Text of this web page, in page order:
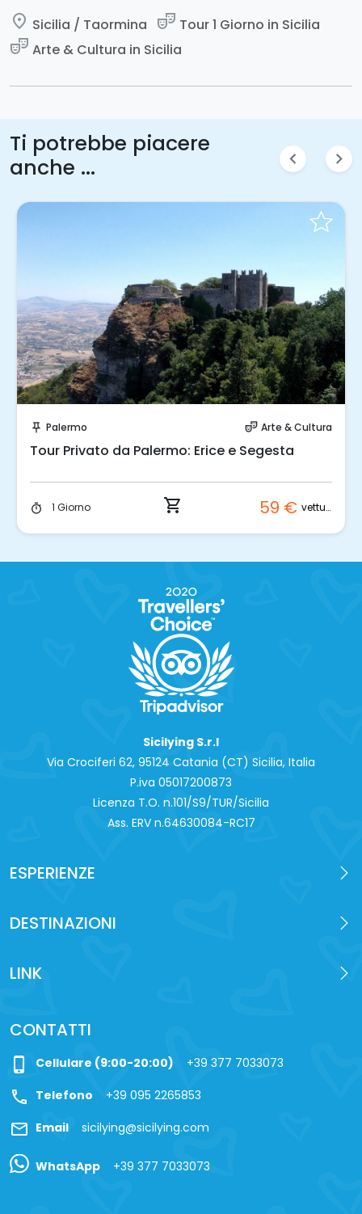
place Sicilia / Taormina theater_comedy Tour 1 Giorno in Sicilia
theater_comedy Arte & Cultura in Sicilia
Ti potrebbe piacere
anche ...
chevron_left chevron_right
push_pin Palermo theater_comedy Arte & Cultura
Tour Privato da Palermo: Erice e Segesta
timer 1 Giorno shopping_cart 59 € vettura
Sicilying S.r.l
Via Crociferi 62, 95124 Catania (CT) Sicilia, Italia
P.iva 0‍5017200873
Licenza T.O. n.101/S9/TUR/Sicilia
Ass. ERV n.64630084-RC17
ESPERIENZE
DESTINAZIONI
LINK
CONTATTI
phone_iphone Cellulare (9:00-20:00) +39 377 7033073
call Telefono +39 095 2265853
mail Email sicilying@sicilying.com
WhatsApp +39 377 7033073